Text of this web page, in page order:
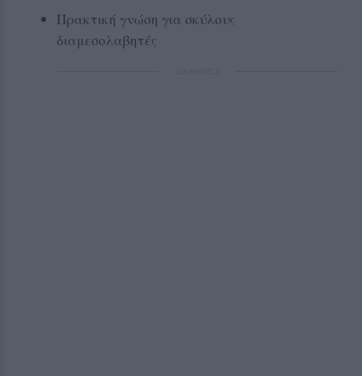
Πρακτική γνώση για σκύλους
διαμεσολαβητές